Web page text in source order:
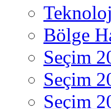
Bölge
Seçim
Seçim
Seçim